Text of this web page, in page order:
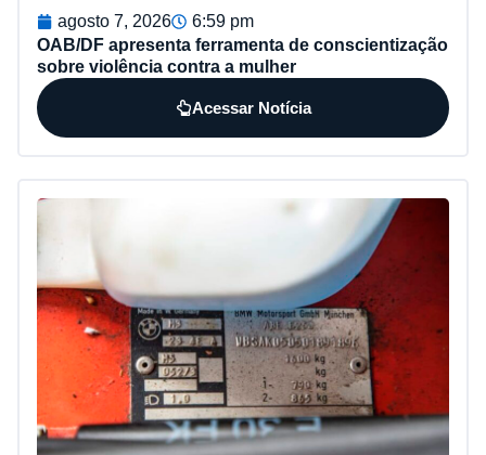
agosto 7, 2026
6:59 pm
OAB/DF apresenta ferramenta de conscientização
sobre violência contra a mulher
Acessar Notícia